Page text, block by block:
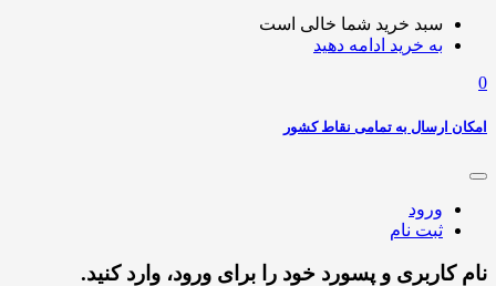
سبد خرید شما خالی است
به خرید ادامه دهید
0
امکان ارسال به تمامی نقاط کشور
ورود
ثبت نام
نام کاربری و پسورد خود را برای ورود، وارد کنید.